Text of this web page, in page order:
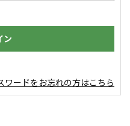
ワードをお忘れの方はこちら